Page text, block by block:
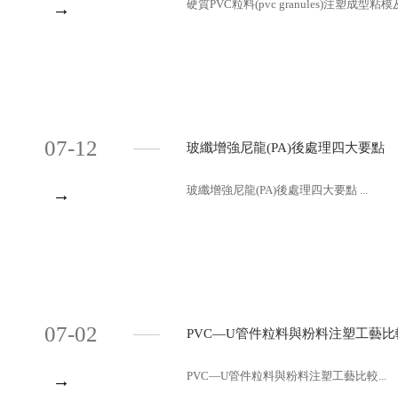
→ 硬質PVC粒料(pvc granules)注塑成型粘
07-12
→
玻纖增強尼龍(PA)後處理四大要點
玻纖增強尼龍(PA)後處理四大要點 ...
07-02
→
PVC—U管件粒料與粉料注塑工藝比
PVC—U管件粒料與粉料注塑工藝比較...